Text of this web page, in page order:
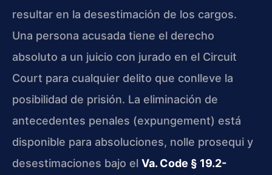
resultar en la desestimación de los cargos.
Una persona acusada tiene el derecho
absoluto a un juicio con jurado en el Circuit
Court para cualquier delito que conlleve la
posibilidad de prisión. La eliminación de
antecedentes penales (expungement) está
disponible para absoluciones, nolle prosequi y
desestimaciones bajo el Va. Code § 19.2-